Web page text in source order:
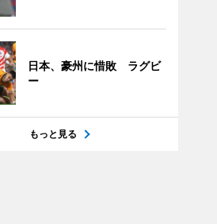
日本、豪州に惜敗 ラグビ
ー
もっと見る